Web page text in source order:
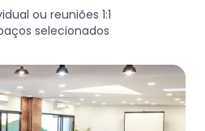
ou reuniões 1:1
selecionados